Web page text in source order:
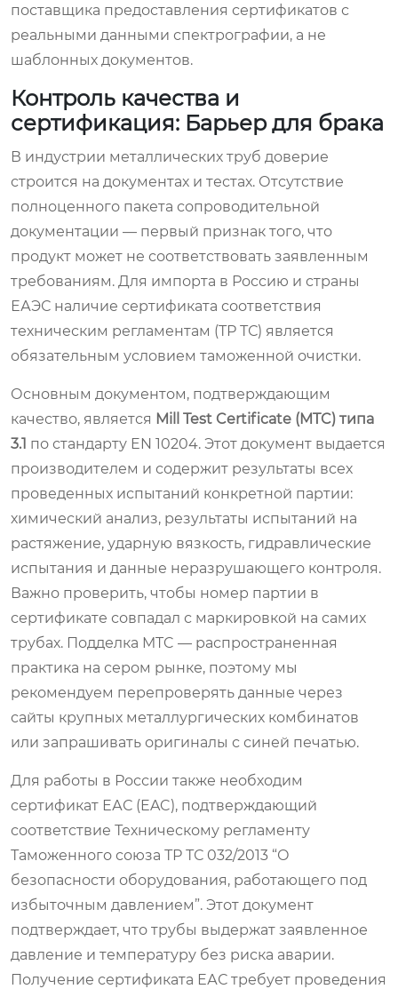
поставщика предоставления сертификатов с
реальными данными спектрографии, а не
шаблонных документов.
Контроль качества и
сертификация: Барьер для брака
В индустрии металлических труб доверие
строится на документах и тестах. Отсутствие
полноценного пакета сопроводительной
документации — первый признак того, что
продукт может не соответствовать заявленным
требованиям. Для импорта в Россию и страны
ЕАЭС наличие сертификата соответствия
техническим регламентам (ТР ТС) является
обязательным условием таможенной очистки.
Основным документом, подтверждающим
качество, является Mill Test Certificate (MTC) типа
3.1 по стандарту EN 10204. Этот документ выдается
производителем и содержит результаты всех
проведенных испытаний конкретной партии:
химический анализ, результаты испытаний на
растяжение, ударную вязкость, гидравлические
испытания и данные неразрушающего контроля.
Важно проверить, чтобы номер партии в
сертификате совпадал с маркировкой на самих
трубах. Подделка MTC — распространенная
практика на сером рынке, поэтому мы
рекомендуем перепроверять данные через
сайты крупных металлургических комбинатов
или запрашивать оригиналы с синей печатью.
Для работы в России также необходим
сертификат ЕАС (EAC), подтверждающий
соответствие Техническому регламенту
Таможенного союза ТР ТС 032/2013 “О
безопасности оборудования, работающего под
избыточным давлением”. Этот документ
подтверждает, что трубы выдержат заявленное
давление и температуру без риска аварии.
Получение сертификата ЕАС требует проведения